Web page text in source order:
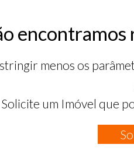
menos os
Solicite um Imóvel que